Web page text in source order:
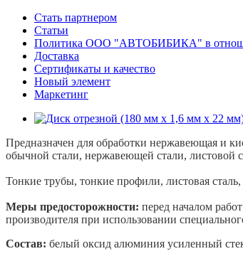
Стать партнером
Статьи
Политика ООО "АВТОБИБИКА" в
Доставка
Сертификаты и качество
Новый элемент
Маркетинг
Предназначен для обработки нержавеющая и
обычной стали, нержавеющей стали, листовой
Тонкие трубы, тонкие профили, листовая
Меры предосторожности: перед началом
производителя при использовании
Состав: белый оксид алюминия усиленный